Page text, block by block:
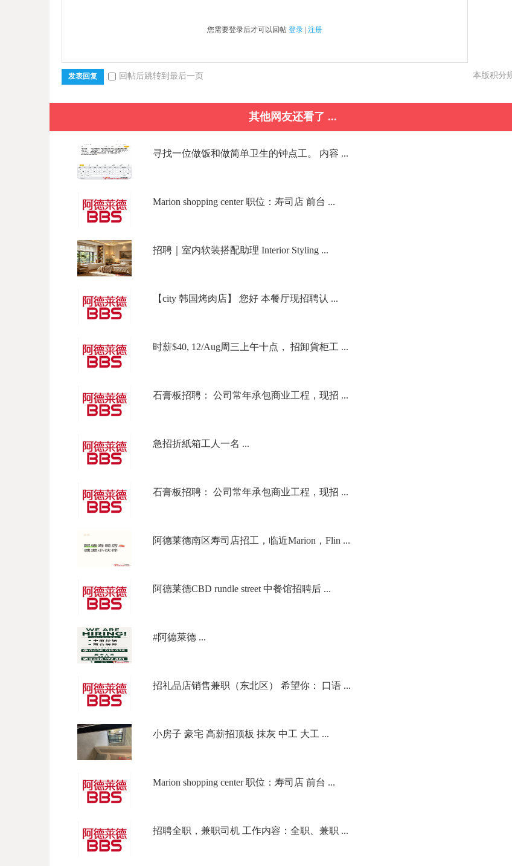
您需要登录后才可以回帖 登录 | 注册
本版积分
发表回复 回帖后跳转到最后一页
其他网友还看了 ...
寻找一位做饭和做简单卫生的钟点工。 内容 ...
Marion shopping center 职位：寿司店 前台 ...
招聘｜室内软装搭配助理 Interior Styling ...
【city 韩国烤肉店】 您好 本餐厅现招聘认 ...
时薪$40, 12/Aug周三上午十点， 招卸貨柜工 ...
石膏板招聘： 公司常年承包商业工程，现招 ...
急招折紙箱工人一名 ...
石膏板招聘： 公司常年承包商业工程，现招 ...
阿德莱德南区寿司店招工，临近Marion，Flin ...
阿德莱德CBD rundle street 中餐馆招聘后 ...
#阿德萊德 ...
招礼品店销售兼职（东北区） 希望你： 口语 ...
小房子 豪宅 高薪招顶板 抹灰 中工 大工 ...
Marion shopping center 职位：寿司店 前台 ...
招聘全职，兼职司机 工作内容：全职、兼职 ...